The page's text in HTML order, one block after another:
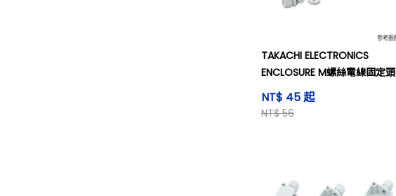
TAKACHI ELECTRONICS
ENCLOSURE M螺絲電線固定頭
黑色 1個 (RM型)
NT$ 45 起
NT$ 56